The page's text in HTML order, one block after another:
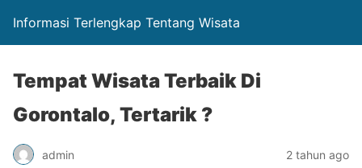
Informasi Terlengkap Tentang Wisata
Tempat Wisata Terbaik Di
Gorontalo, Tertarik ?
admin 2 tahun ago